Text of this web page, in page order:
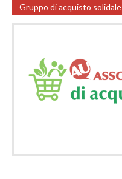
Gruppo di acquisto solidale